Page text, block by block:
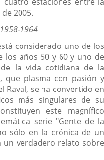
2005.
1964
considerado uno de los
los años 50 y 60 y uno de
la vida cotidiana de la
que plasma con pasión y
Raval, se ha convertido en
más singulares de su
este magnífico
serie "Gente de la
sólo en la crónica de un
un verdadero relato sobre